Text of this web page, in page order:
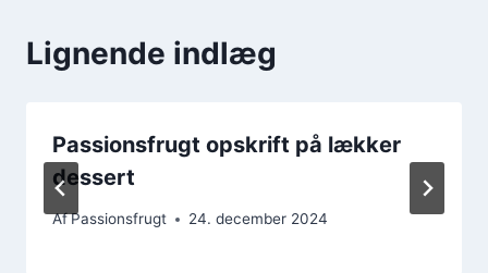
Lignende indlæg
Passionsfrugt opskrift på lækker
dessert
AfPassionsfrugt 24. december 2024